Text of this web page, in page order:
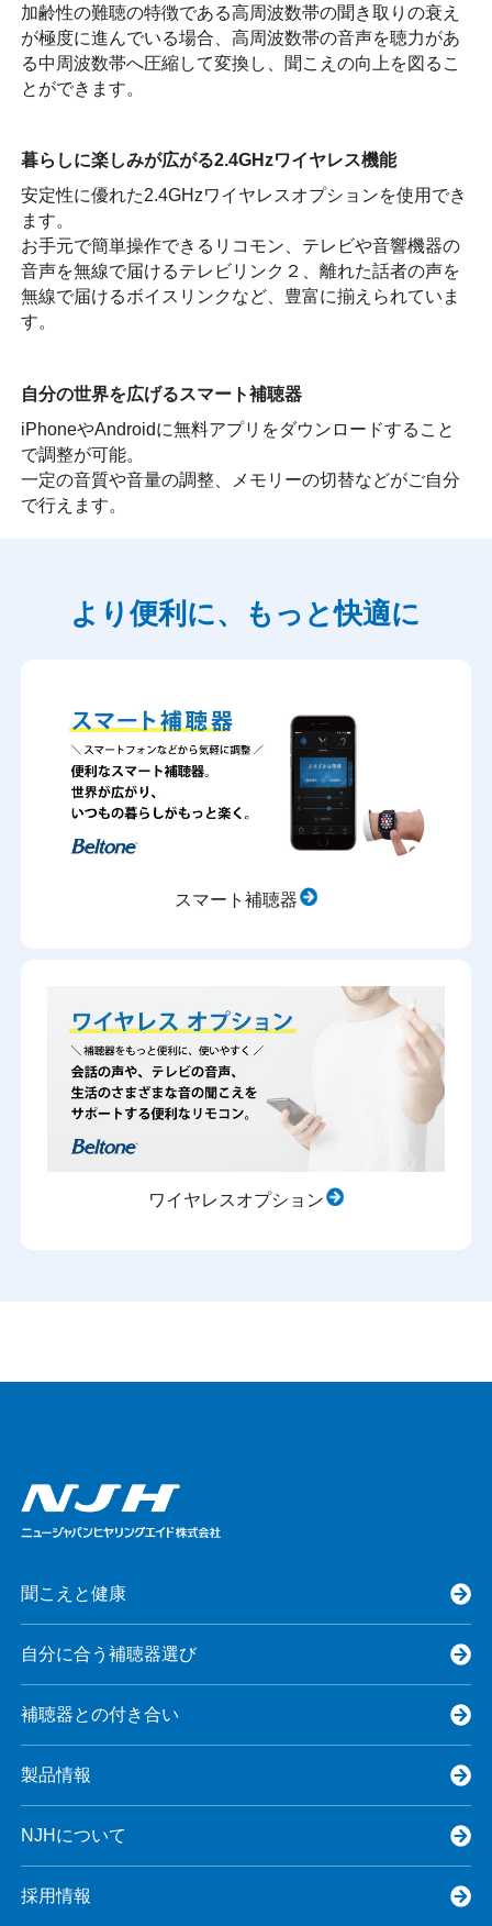
加齢性の難聴の特徴である高周波数帯の聞き取りの衰え
が極度に進んでいる場合、高周波数帯の音声を聴力があ
る中周波数帯へ圧縮して変換し、聞こえの向上を図るこ
とができます。
暮らしに楽しみが広がる2.4GHzワイヤレス機能
安定性に優れた2.4GHzワイヤレスオプションを使用でき
ます。
お手元で簡単操作できるリコモン、テレビや音響機器の
音声を無線で届けるテレビリンク２、離れた話者の声を
無線で届けるボイスリンクなど、豊富に揃えられていま
す。
自分の世界を広げるスマート補聴器
iPhoneやAndroidに無料アプリをダウンロードすること
で調整が可能。
一定の音質や音量の調整、メモリーの切替などがご自分
で行えます。
より便利に、もっと快適に
スマート補聴器
ワイヤレスオプション
聞こえと健康
自分に合う補聴器選び
補聴器との付き合い
製品情報
NJHについて
採用情報